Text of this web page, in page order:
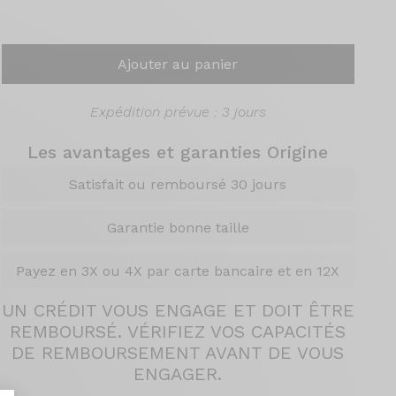
Ajouter au panier
Expédition prévue : 3 jours
Les avantages et garanties Origine
Satisfait ou remboursé 30 jours
Garantie bonne taille
Payez en 3X ou 4X par carte bancaire et en 12X
UN CRÉDIT VOUS ENGAGE ET DOIT ÊTRE
REMBOURSÉ. VÉRIFIEZ VOS CAPACITÉS
DE REMBOURSEMENT AVANT DE VOUS
ENGAGER.